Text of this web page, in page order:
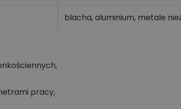
blacha, aluminium, metale
pracy,